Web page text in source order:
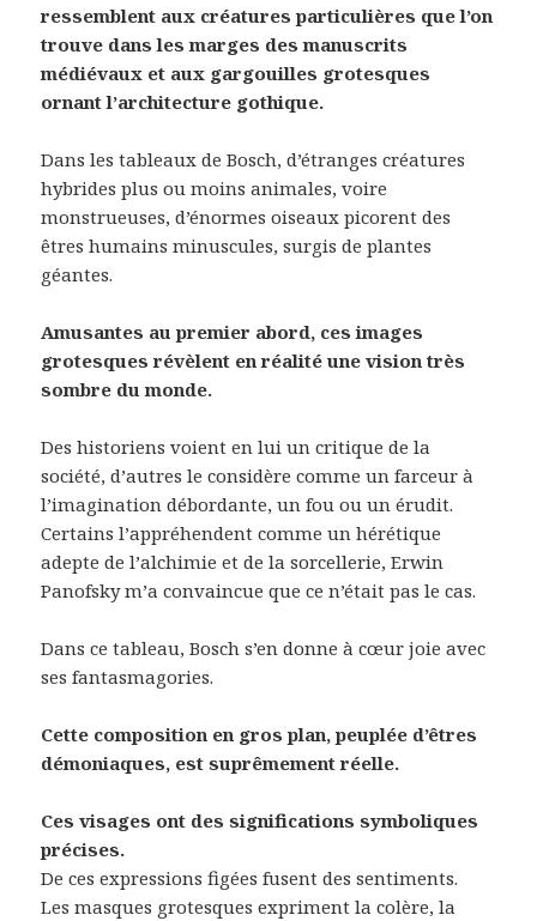
ressemblent aux créatures particulières que l’on
trouve dans les marges des manuscrits
médiévaux et aux gargouilles grotesques
ornant l’architecture gothique.
Dans les tableaux de Bosch, d’étranges créatures
hybrides plus ou moins animales, voire
monstrueuses, d’énormes oiseaux picorent des
êtres humains minuscules, surgis de plantes
géantes.
Amusantes au premier abord, ces images
grotesques révèlent en réalité une vision très
sombre du monde.
Des historiens voient en lui un critique de la
société, d’autres le considère comme un farceur à
l’imagination débordante, un fou ou un érudit.
Certains l’appréhendent comme un hérétique
adepte de l’alchimie et de la sorcellerie, Erwin
Panofsky m’a convaincue que ce n’était pas le cas.
Dans ce tableau, Bosch s’en donne à cœur joie avec
ses fantasmagories.
Cette composition en gros plan, peuplée d’êtres
démoniaques, est suprêmement réelle.
Ces visages ont des significations symboliques
précises.
De ces expressions figées fusent des sentiments.
Les masques grotesques expriment la colère, la